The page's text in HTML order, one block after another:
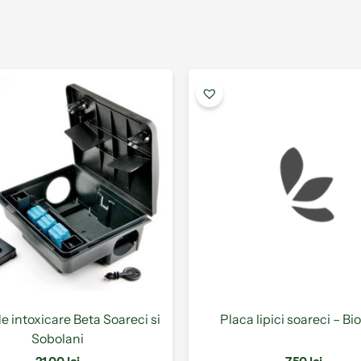
intoxicare Beta Soareci si
Sobolani
Placa lipici soareci –